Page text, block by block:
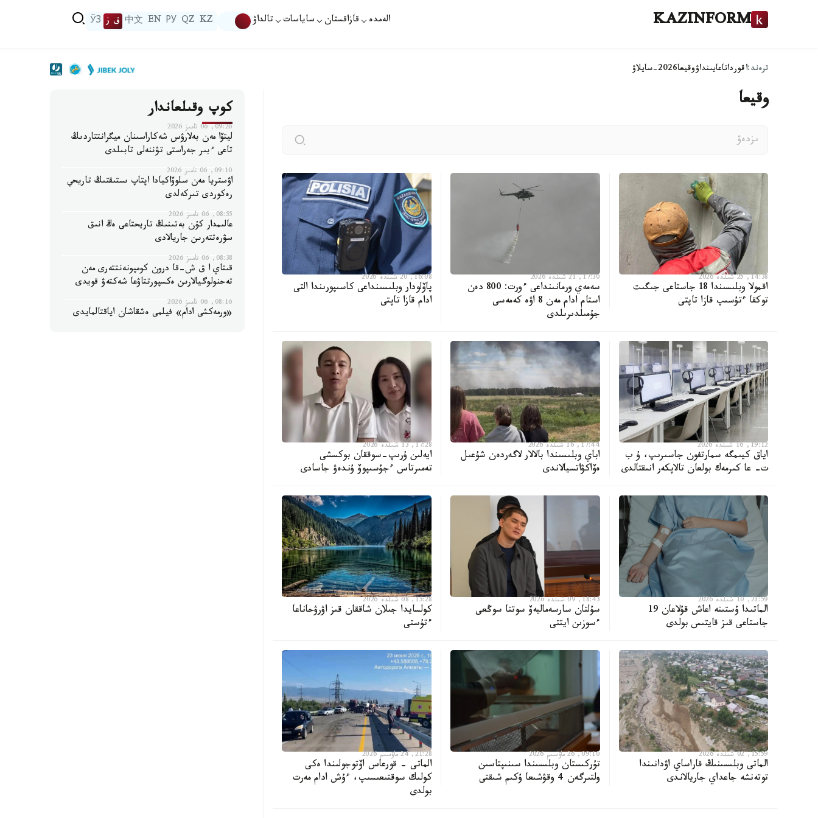
KAZINFORM الەمدە قازاقستان ساياسات تالداۋ KZ
QZ
РУ
EN
中文 ق ز ЎЗ
ترەند:اقورداتاعايىنداۋوقيعا2026-سايلاۋ
وقيعا
14:38, 25 شىلدە 2026
اقمولا وبلىسىندا 18 جاستاعى جىگىت
توكقا ءتۇسىپ قازا تاپتى
17:30, 21 شىلدە 2026
سەمەي ورمانىنداعى ءورت: 800 دەن
استام ادام مەن 8 اۋە كەمەسى
جۇمىلدىرىلدى
16:08, 20 شىلدە 2026
پاۆلودار وبلىسىنداعى كاسىپورىندا التى
ادام قازا تاپتى
19:12, 16 شىلدە 2026
اياق كيىمگە سمارتفون جاسىرىپ، ۇ ب
ت- عا كىرمەك بولعان تالاپكەر انىقتالدى
17:44, 16 شىلدە 2026
اباي وبلىسىندا بالالار لاگەردەن شۇعىل
ەۆاكۋاتسيالاندى
17:28, 13 شىلدە 2026
ايەلىن ۇرىپ-سوققان بوكسشى
تەمىرتاس ءجۇسىپوۆ ۇندەۋ جاسادى
21:59, 10 شىلدە 2026
الماتىدا ۇستىنە اعاش قۇلاعان 19
جاستاعى قىز قايتىس بولدى
18:43, 09 شىلدە 2026
سۇلتان سارسەماليەۆ سوتتا سوڭعى
ءسوزىن ايتتى
15:28, 08 شىلدە 2026
كولسايدا جىلان شاققان قىز اۋرۋحاناعا
ءتۇستى
15:59, 02 شىلدە 2026
الماتى وبلىسىنىڭ قاراساي اۋدانىندا
توتەنشە جاعداي جاريالاندى
09:10, 26 ماۋسىم 2026
تۇركىستان وبلىسىندا سىنىپتاسىن
ولتىرگەن 4 وقۋشىعا ۇكىم شىقتى
21:28, 24 ماۋسىم 2026
الماتى - قورعاس اۆتوجولىندا ەكى
كولىك سوقتىعىسىپ، ءۇش ادام مەرت
بولدى
كوپ وقىلعاندار
09:26, 06 تامىز 2026
ليتۆا مەن بەلارۋس شەكاراسىنان ميگرانتتاردىڭ
تاعى ءبىر جەراستى تۋننەلى تابىلدى
09:10, 06 تامىز 2026
اۋستريا مەن سلوۆاكيادا اپتاپ ىستىقتىڭ تاريحي
رەكوردى تىركەلدى
08:55, 06 تامىز 2026
عالىمدار كۇن بەتىنىڭ تاريحتاعى ەڭ انىق
سۋرەتتەرىن جاريالادى
08:38, 06 تامىز 2026
قىتاي ا ق ش-قا درون كومپونەنتتەرى مەن
تەحنولوگيالارىن ەكسپورتتاۋعا شەكتەۋ قويدى
08:16, 06 تامىز 2026
«ورمەكشى ادام» فيلمى ەشقاشان اياقتالمايدى